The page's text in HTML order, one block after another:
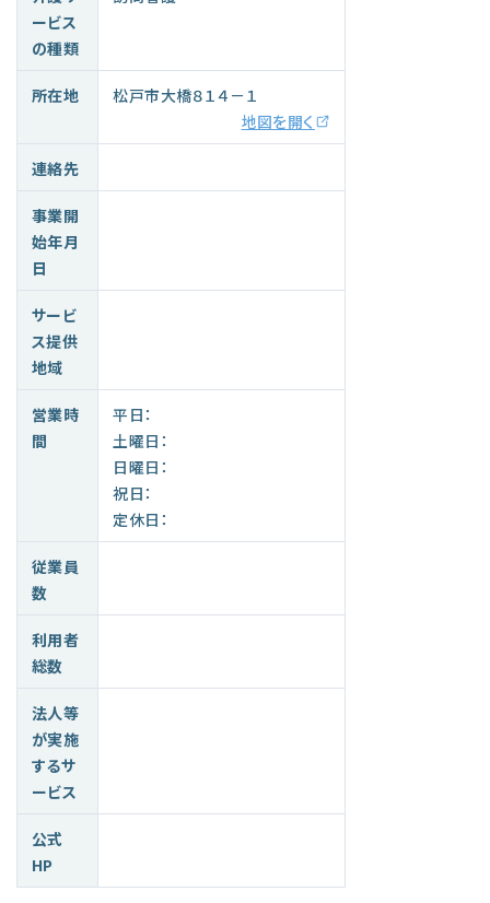
ービス
の種類
所在地
松戸市大橋８１４－１
地図を開く
連絡先
事業開
始年月
日
サービ
ス提供
地域
営業時
間
平日：
土曜日：
日曜日：
祝日：
定休日：
従業員
数
利用者
総数
法人等
が実施
するサ
ービス
公式
HP